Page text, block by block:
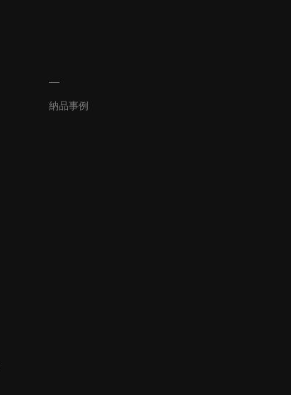
納品事例